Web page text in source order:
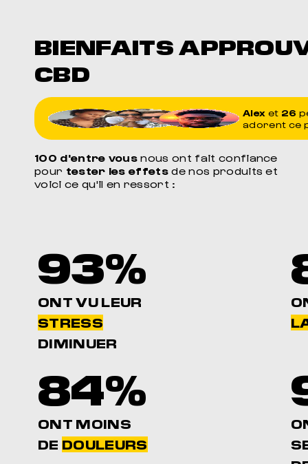
BIENFAITS
CBD
Alex et 26
adorent ce
100 d'entre vousnous ont fait confiance
pour tester les effetsde nos produits et
voici ce qu'il en ressort :
93%
ONT VU LEUR
STRESS
DIMINUER
84%
ONT MOINS
DE DOULEURS